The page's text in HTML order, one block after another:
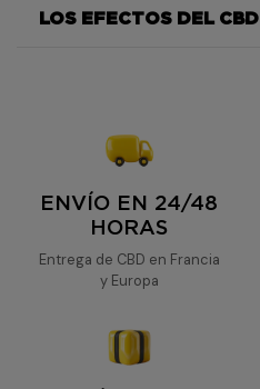
LOS EFECTOS DEL CBD
Cheese
ENVÍO EN 24/48
HORAS
Entrega de CBD en Francia
y Europa